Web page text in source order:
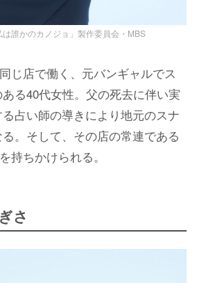
は誰かのカノジョ」製作委員会・MBS
じ店で働く、元バンギャルでス
る40代女性。父の死去に伴い実
占い師の導きにより地元のスナ
。そして、その店の常連である
ちかけられる。
さ